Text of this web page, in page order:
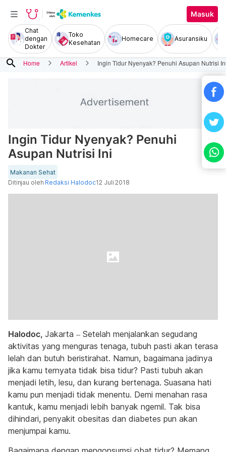
Masuk
Chat
dengan
Dokter
Toko
Kesehatan
Homecare Asuransiku
search Home Artikel Ingin Tidur Nyenyak? Penuhi Asupan Nutrisi
Ingin Tidur Nyenyak? Penuhi
Asupan Nutrisi Ini
Makanan Sehat
Ditinjau oleh Redaksi Halodoc12 Juli 2018
Halodoc, Jakarta – Setelah menjalankan segudang
aktivitas yang menguras tenaga, tubuh pasti akan terasa
lelah dan butuh beristirahat. Namun, bagaimana jadinya
jika kamu ternyata tidak bisa tidur? Pasti tubuh akan
menjadi letih, lesu, dan kurang bertenaga. Suasana hati
kamu pun menjadi tidak menentu. Demi menahan rasa
kantuk, kamu menjadi lebih banyak ngemil. Tak bisa
dihindari, penyakit obesitas dan diabetes pun akan
menjumpai kamu.